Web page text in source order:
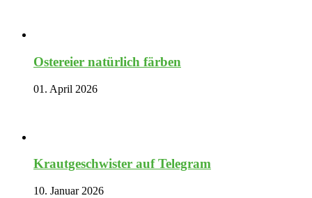
Ostereier natürlich färben
01. April 2026
Krautgeschwister auf Telegram
10. Januar 2026